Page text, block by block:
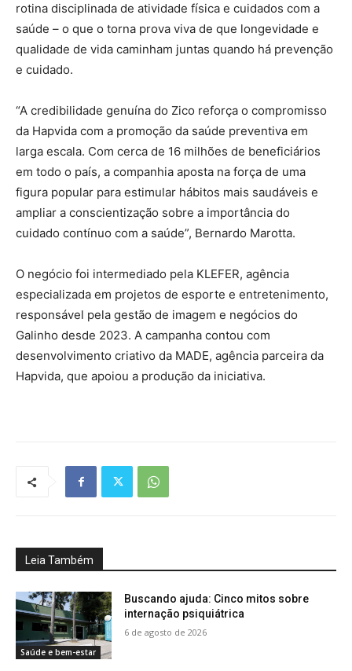
rotina disciplinada de atividade física e cuidados com a
saúde – o que o torna prova viva de que longevidade e
qualidade de vida caminham juntas quando há prevenção
e cuidado.
“A credibilidade genuína do Zico reforça o compromisso
da Hapvida com a promoção da saúde preventiva em
larga escala. Com cerca de 16 milhões de beneficiários
em todo o país, a companhia aposta na força de uma
figura popular para estimular hábitos mais saudáveis e
ampliar a conscientização sobre a importância do
cuidado contínuo com a saúde”, Bernardo Marotta.
O negócio foi intermediado pela KLEFER, agência
especializada em projetos de esporte e entretenimento,
responsável pela gestão de imagem e negócios do
Galinho desde 2023. A campanha contou com
desenvolvimento criativo da MADE, agência parceira da
Hapvida, que apoiou a produção da iniciativa.
Leia Também
Saúde e bem-estar
Buscando ajuda: Cinco mitos sobre
internação psiquiátrica
6 de agosto de 2026